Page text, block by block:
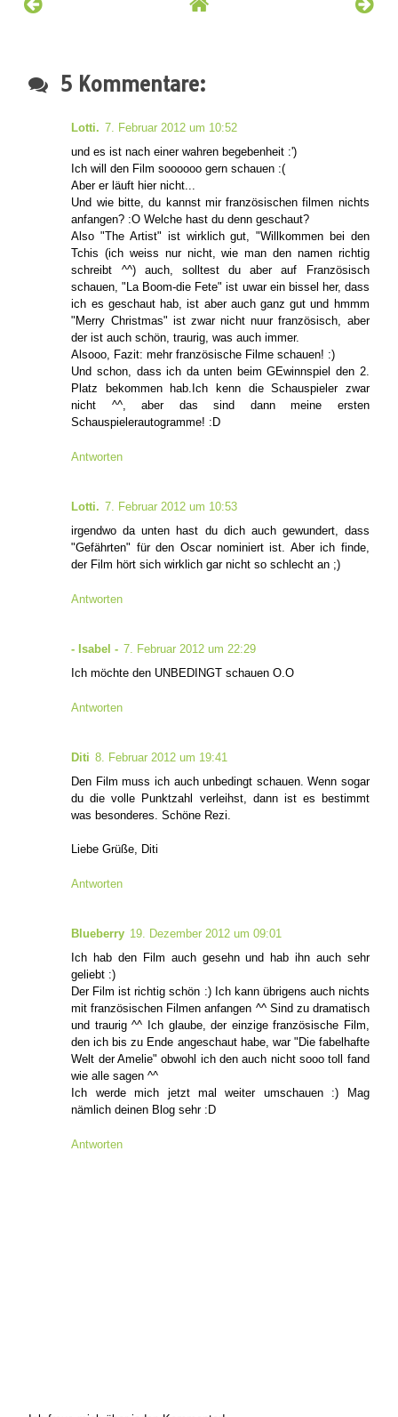
5 Kommentare:
Lotti. 7. Februar 2012 um 10:52
und es ist nach einer wahren begebenheit :')
Ich will den Film soooooo gern schauen :(
Aber er läuft hier nicht...
Und wie bitte, du kannst mir französischen filmen nichts
anfangen? :O Welche hast du denn geschaut?
Also "The Artist" ist wirklich gut, "Willkommen bei den
Tchis (ich weiss nur nicht, wie man den namen richtig
schreibt ^^) auch, solltest du aber auf Französisch
schauen, "La Boom-die Fete" ist uwar ein bissel her, dass
ich es geschaut hab, ist aber auch ganz gut und hmmm
"Merry Christmas" ist zwar nicht nuur französisch, aber
der ist auch schön, traurig, was auch immer.
Alsooo, Fazit: mehr französische Filme schauen! :)
Und schon, dass ich da unten beim GEwinnspiel den 2.
Platz bekommen hab.Ich kenn die Schauspieler zwar
nicht ^^, aber das sind dann meine ersten
Schauspielerautogramme! :D
Antworten
Lotti. 7. Februar 2012 um 10:53
irgendwo da unten hast du dich auch gewundert, dass
"Gefährten" für den Oscar nominiert ist. Aber ich finde,
der Film hört sich wirklich gar nicht so schlecht an ;)
Antworten
- Isabel - 7. Februar 2012 um 22:29
Ich möchte den UNBEDINGT schauen O.O
Antworten
Diti 8. Februar 2012 um 19:41
Den Film muss ich auch unbedingt schauen. Wenn sogar
du die volle Punktzahl verleihst, dann ist es bestimmt
was besonderes. Schöne Rezi.
Liebe Grüße, Diti
Antworten
Blueberry 19. Dezember 2012 um 09:01
Ich hab den Film auch gesehn und hab ihn auch sehr
geliebt :)
Der Film ist richtig schön :) Ich kann übrigens auch nichts
mit französischen Filmen anfangen ^^ Sind zu dramatisch
und traurig ^^ Ich glaube, der einzige französische Film,
den ich bis zu Ende angeschaut habe, war "Die fabelhafte
Welt der Amelie" obwohl ich den auch nicht sooo toll fand
wie alle sagen ^^
Ich werde mich jetzt mal weiter umschauen :) Mag
nämlich deinen Blog sehr :D
Antworten